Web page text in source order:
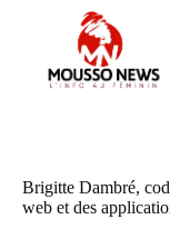
Brigitte Dambré,
web et des